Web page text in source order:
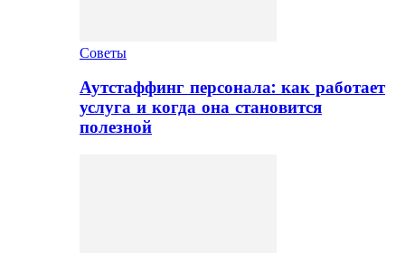
Советы
Аутстаффинг персонала: как работает
услуга и когда она становится
полезной